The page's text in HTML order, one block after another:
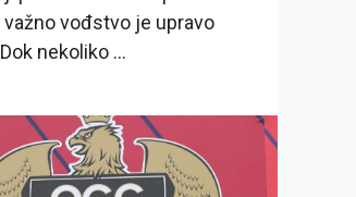
važno vođstvo je upravo
nekoliko ...